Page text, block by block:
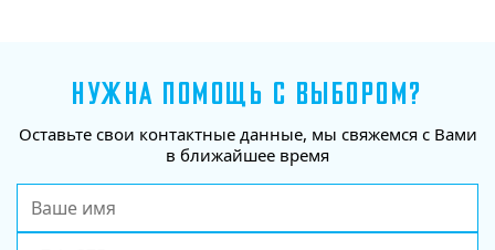
НУЖНА ПОМОЩЬ С ВЫБОРОМ?
Оставьте свои контактные данные, мы свяжемся с Вами
в ближайшее время